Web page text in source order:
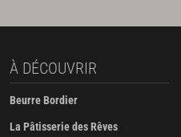
À DÉCOUVRIR
Beurre Bordier
La Pâtisserie des Rêves